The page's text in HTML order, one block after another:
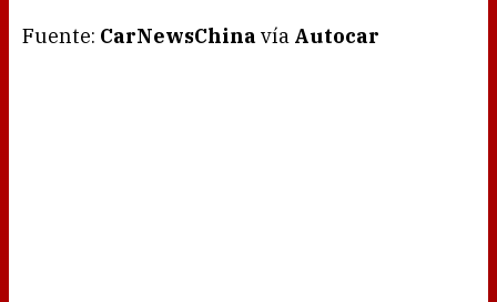
Fuente: CarNewsChina vía Autocar